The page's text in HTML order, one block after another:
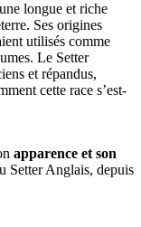
longue et riche
Ses origines
utilisés comme
Le Setter
et répandus,
cette race s’est-
apparence et son
Setter Anglais, depuis